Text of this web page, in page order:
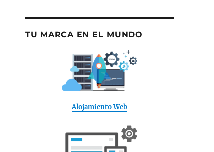
TU MARCA EN EL MUNDO
Alojamiento Web